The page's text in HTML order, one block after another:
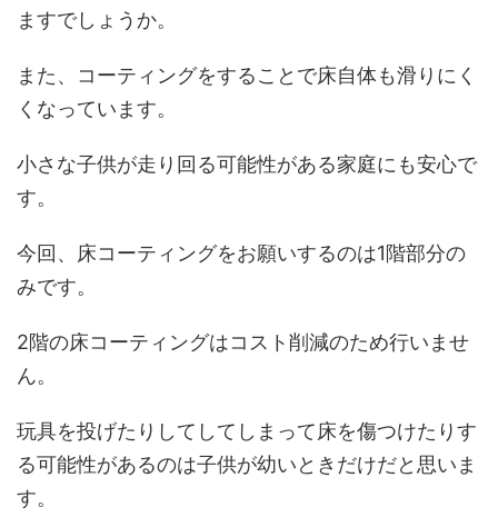
ますでしょうか。
また、コーティングをすることで床自体も滑りにく
くなっています。
小さな子供が走り回る可能性がある家庭にも安心で
す。
今回、床コーティングをお願いするのは1階部分の
みです。
2階の床コーティングはコスト削減のため行いませ
ん。
玩具を投げたりしてしてしまって床を傷つけたりす
る可能性があるのは子供が幼いときだけだと思いま
す。